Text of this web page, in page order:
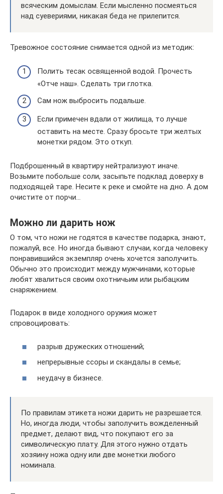
всяческим домыслам. Если мысленно посмеяться
над суевериями, никакая беда не прилепится.
Тревожное состояние снимается одной из методик:
Полить тесак освященной водой. Прочесть
«Отче наш». Сделать три глотка.
Сам нож выбросить подальше.
Если примечен вдали от жилища, то лучше
оставить на месте. Сразу бросьте три желтых
монетки рядом. Это откуп.
Подброшенный в квартиру нейтрализуют иначе.
Возьмите побольше соли, засыпьте подклад доверху в
подходящей таре. Несите к реке и смойте на дно. А дом
очистите от порчи…
Можно ли дарить нож
О том, что ножи не годятся в качестве подарка, знают,
пожалуй, все. Но иногда бывают случаи, когда человеку
понравившийся экземпляр очень хочется заполучить.
Обычно это происходит между мужчинами, которые
любят хвалиться своим охотничьим или рыбацким
снаряжением.
Подарок в виде холодного оружия может
спровоцировать:
разрыв дружеских отношений;
непрерывные ссоры и скандалы в семье;
неудачу в бизнесе.
По правилам этикета ножи дарить не разрешается.
Но, иногда люди, чтобы заполучить вожделенный
предмет, делают вид, что покупают его за
символическую плату. Для этого нужно отдать
хозяину ножа одну или две монетки любого
номинала.